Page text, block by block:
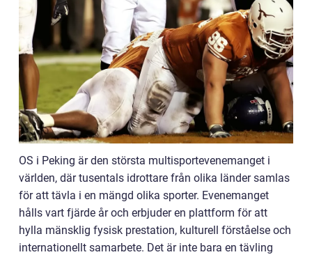
OS i Peking är den största multisportevenemanget i
världen, där tusentals idrottare från olika länder samlas
för att tävla i en mängd olika sporter. Evenemanget
hålls vart fjärde år och erbjuder en plattform för att
hylla mänsklig fysisk prestation, kulturell förståelse och
internationellt samarbete. Det är inte bara en tävling